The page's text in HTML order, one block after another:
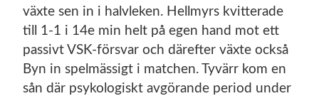
växte sen in i halvleken. Hellmyrs kvitterade
till 1-1 i 14e min helt på egen hand mot ett
passivt VSK-försvar och därefter växte också
Byn in spelmässigt i matchen. Tyvärr kom en
sån där psykologiskt avgörande period under